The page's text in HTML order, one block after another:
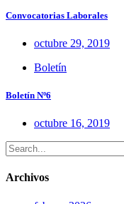
Convocatorias Laborales
octubre 29, 2019
Boletín
Boletín Nº6
octubre 16, 2019
Archivos